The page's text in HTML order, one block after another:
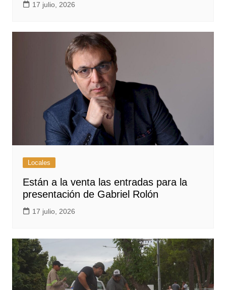
17 julio, 2026
Locales
Están a la venta las entradas para la
presentación de Gabriel Rolón
17 julio, 2026